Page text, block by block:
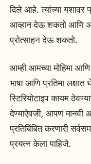
दिले आहे. त्यांच्या यशावर
आव्हान देऊ शकतो आणि
प्रोत्साहन देऊ शकतो.
आम्ही आमच्या मोहिमा
भाषा आणि प्रतिमा
स्टिरियोटाइप कायम
देण्याऐवजी, आपण मानवी
प्रतिबिंबित करणारी
प्रयत्न केला पाहिजे.